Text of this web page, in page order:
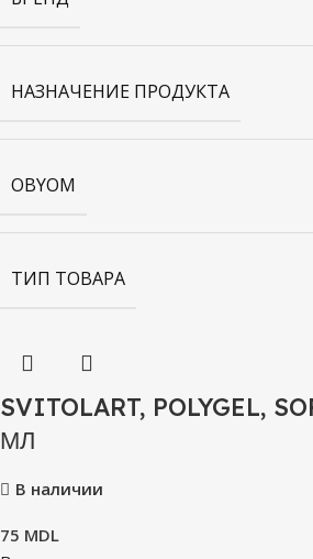
НАЗНАЧЕНИЕ ПРОДУКТА
OBYOM
ТИП ТОВАРА
SVITOLART, POLYGEL,
МЛ
В наличии
75 MDL